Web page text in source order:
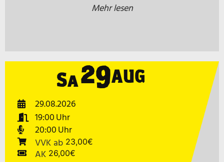
Mehr lesen
Sa29AUG
29.08.2026
19:00
20:00
VVK ab 23,00€
AK 26,00€